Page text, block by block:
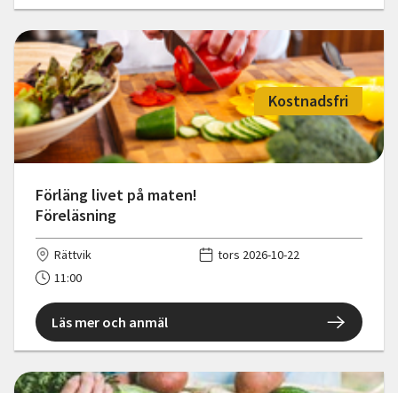
Förläng livet på maten!
Föreläsning
Kostnadsfri
Rättvik
tors 2026-10-22
11:00
Läs mer och anmäl